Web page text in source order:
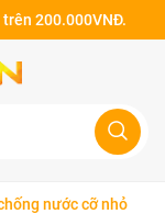
200.000VNĐ.
nước cỡ nhỏ